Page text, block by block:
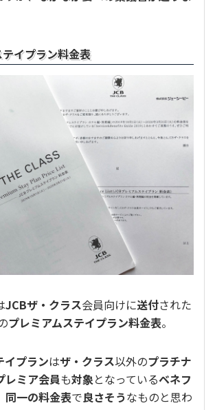
イプラン料金表
JCBザ・クラス会員向けに送付された
プレミアムステイプラン料金表。
イプランはザ・クラス以外のプラチナ
レミア会員も対象となっているベネフ
同一の料金表で良さそうなものと思わ